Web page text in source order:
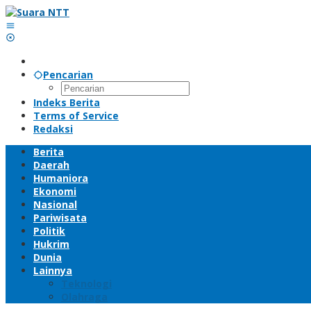
Lewati
ke
konten
Pencarian
Indeks Berita
Terms of Service
Redaksi
Berita
Daerah
Humaniora
Ekonomi
Nasional
Pariwisata
Politik
Hukrim
Dunia
Lainnya
Teknologi
Olahraga